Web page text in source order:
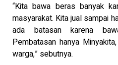
“Kita bawa beras banyak
masyarakat. Kita jual sampai
ada batasan karena
Pembatasan hanya
warga,” sebutnya.